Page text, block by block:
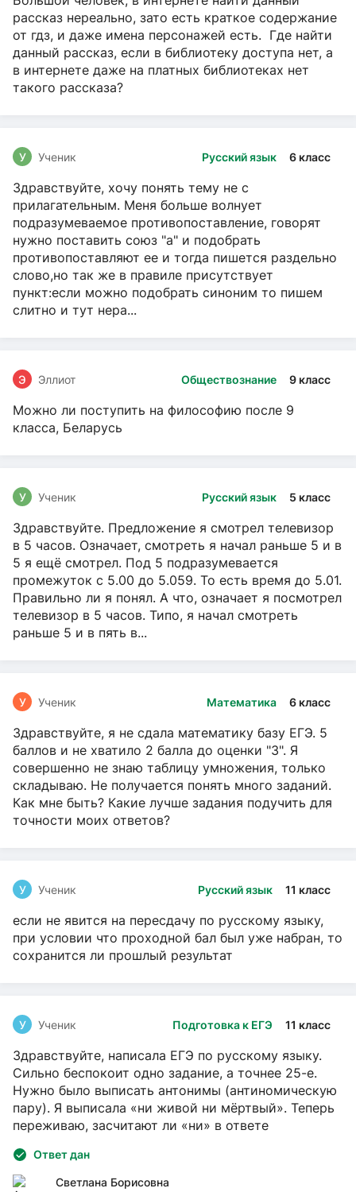
рассказ нереально, зато есть краткое содержание
от гдз, и даже имена персонажей есть. Где найти
данный рассказ, если в библиотеку доступа нет, а
в интернете даже на платных библиотеках нет
такого рассказа?
Русский язык 6 класс
У Ученик
Здравствуйте, хочу понять тему не с
прилагательным. Меня больше волнует
подразумеваемое противопоставление, говорят
нужно поставить союз "а" и подобрать
противопоставляют ее и тогда пишется раздельно
слово,но так же в правиле присутствует
пункт:если можно подобрать синоним то пишем
слитно и тут нера...
Обществознание 9 класс
Э Эллиот
Можно ли поступить на философию после 9
класса, Беларусь
Русский язык 5 класс
У Ученик
Здравствуйте. Предложение я смотрел телевизор
в 5 часов. Означает, смотреть я начал раньше 5 и в
5 я ещё смотрел. Под 5 подразумевается
промежуток с 5.00 до 5.059. То есть время до 5.01.
Правильно ли я понял. А что, означает я посмотрел
телевизор в 5 часов. Типо, я начал смотреть
раньше 5 и в пять в...
Математика 6 класс
У Ученик
Здравствуйте, я не сдала математику базу ЕГЭ. 5
баллов и не хватило 2 балла до оценки "3". Я
совершенно не знаю таблицу умножения, только
складываю. Не получается понять много заданий.
Как мне быть? Какие лучше задания подучить для
точности моих ответов?
Русский язык 11 класс
У Ученик
если не явится на пересдачу по русскому языку,
при условии что проходной бал был уже набран, то
сохранится ли прошлый результат
Подготовка к ЕГЭ 11 класс
У Ученик
Здравствуйте, написала ЕГЭ по русскому языку.
Сильно беспокоит одно задание, а точнее 25-е.
Нужно было выписать антонимы (антиномическую
пару). Я выписала «ни живой ни мёртвый». Теперь
переживаю, засчитают ли «ни» в ответе
Ответ дан
Светлана Борисовна